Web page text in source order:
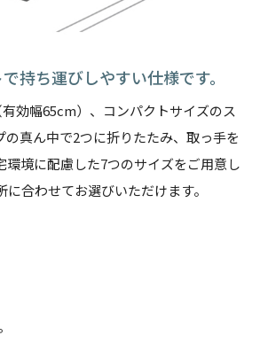
持ち運びしやすい仕様です。
効幅65cm）、コンパクトサイズのス
の真ん中で2つに折りたたみ、取っ手を
環境に配慮した7つのサイズをご用意し
合わせてお選びいただけます。